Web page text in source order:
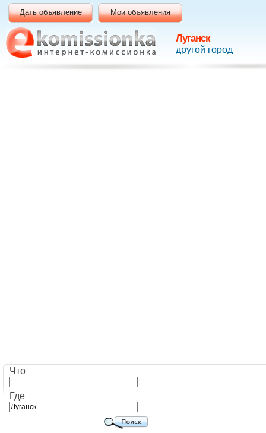
Луганск
другой город
Дать объявление Мои объявления
Что
Где